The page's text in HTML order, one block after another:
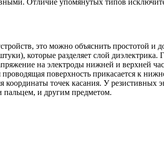
это можно объяснить простотой и
которые разделяет слой диэлектрика.
на электроды нижней и верхней
поверхность прикасается к
точек касания. У резистивных
пальцем, и другим предметом.